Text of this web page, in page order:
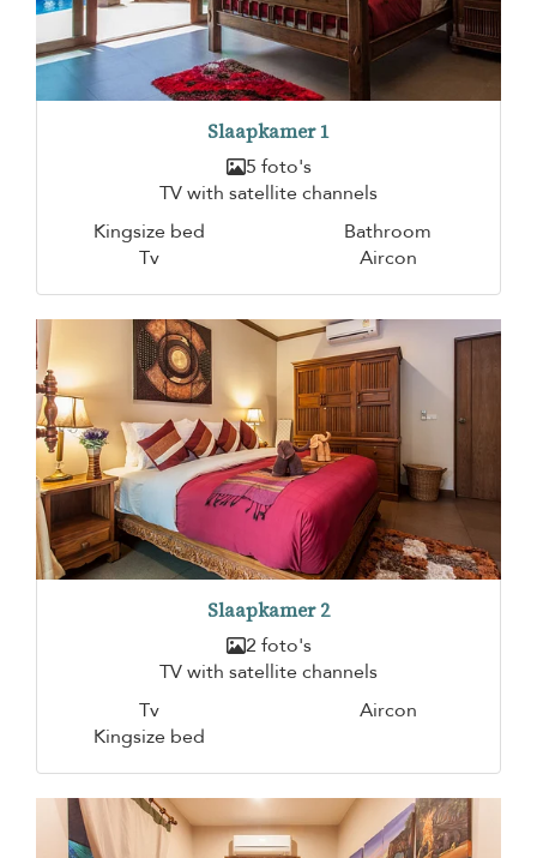
Slaapkamer 1
5 foto's
TV with satellite channels
Kingsize bed
Bathroom
Tv
Aircon
Slaapkamer 2
2 foto's
TV with satellite channels
Tv
Aircon
Kingsize bed